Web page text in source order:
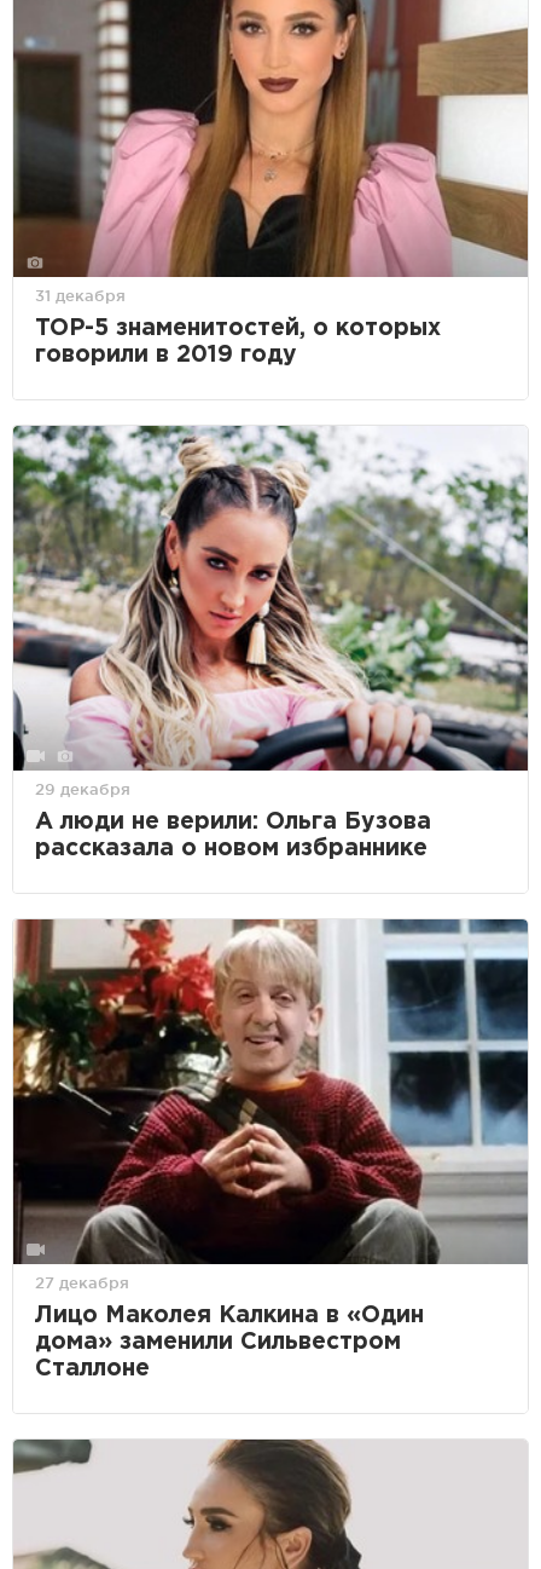
31 декабря
TOP-5 знаменитостей, о которых
говорили в 2019 году
29 декабря
А люди не верили: Ольга Бузова
рассказала о новом избраннике
27 декабря
Лицо Маколея Калкина в «Один
дома» заменили Сильвестром
Сталлоне